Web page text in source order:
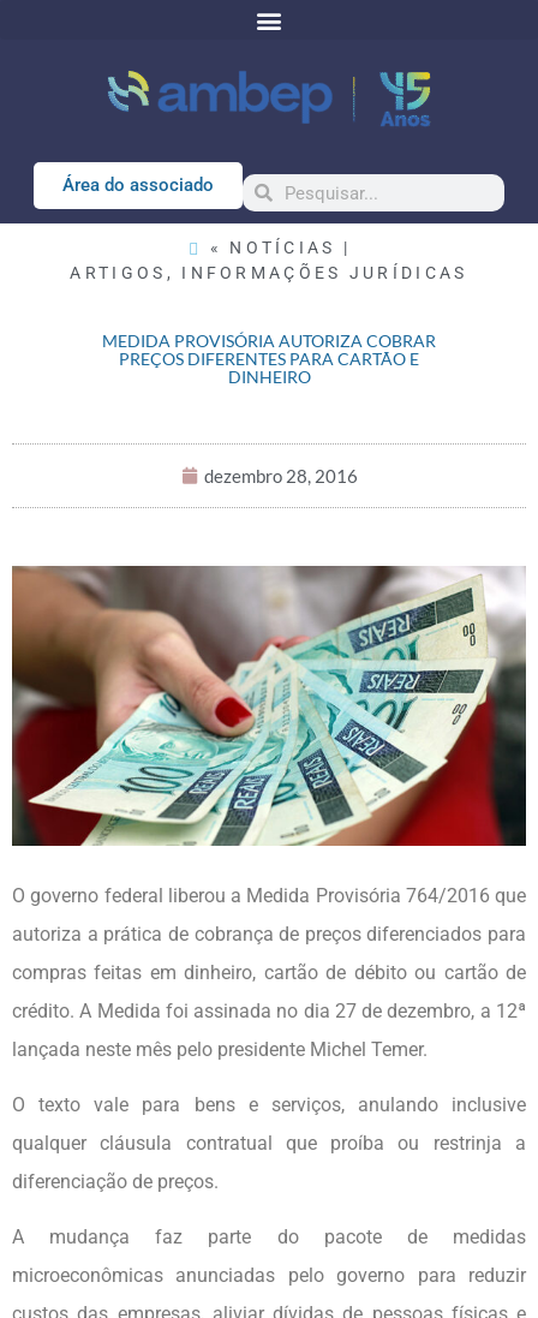
Área do associado
« NOTÍCIAS |
ARTIGOS , INFORMAÇÕES JURÍDICAS
MEDIDA PROVISÓRIA AUTORIZA COBRAR
PREÇOS DIFERENTES PARA CARTÃO E
DINHEIRO
dezembro 28, 2016
O governo federal liberou a Medida Provisória 764/2016 que
autoriza a prática de cobrança de preços diferenciados para
compras feitas em dinheiro, cartão de débito ou cartão de
crédito. A Medida foi assinada no dia 27 de dezembro, a 12ª
lançada neste mês pelo presidente Michel Temer.
O texto vale para bens e serviços, anulando inclusive
qualquer cláusula contratual que proíba ou restrinja a
diferenciação de preços.
A mudança faz parte do pacote de medidas
microeconômicas anunciadas pelo governo para reduzir